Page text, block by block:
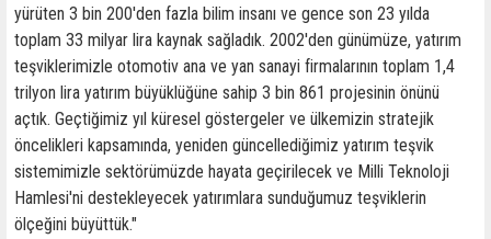
yürüten 3 bin 200'den fazla bilim insanı ve gence son 23 yılda
toplam 33 milyar lira kaynak sağladık. 2002'den günümüze, yatırım
teşviklerimizle otomotiv ana ve yan sanayi firmalarının toplam 1,4
trilyon lira yatırım büyüklüğüne sahip 3 bin 861 projesinin önünü
açtık. Geçtiğimiz yıl küresel göstergeler ve ülkemizin stratejik
öncelikleri kapsamında, yeniden güncellediğimiz yatırım teşvik
sistemimizle sektörümüzde hayata geçirilecek ve Milli Teknoloji
Hamlesi'ni destekleyecek yatırımlara sunduğumuz teşviklerin
ölçeğini büyüttük."